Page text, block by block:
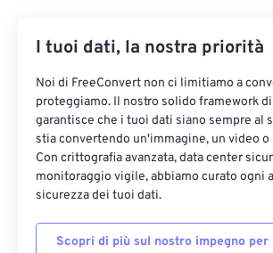
I tuoi dati, la nostra priorità
Noi di FreeConvert non ci limitiamo a
proteggiamo. Il nostro solido framework
garantisce che i tuoi dati siano sempre al
stia convertendo un'immagine, un video
Con crittografia avanzata, data center
monitoraggio vigile, abbiamo curato ogni
sicurezza dei tuoi dati.
Scopri di più sul nostro impegno